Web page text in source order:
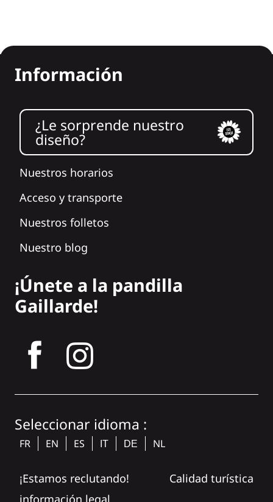
Información
¿Le sorprende nuestro
diseño?
Nuestros horarios
Acceso y transporte
Nuestros folletos
Nuestro blog
¡Únete a la pandilla
Gaillarde!
Seleccionar idioma :
FR EN ES IT DE NL
¡Estamos reclutando!
Calidad turística
información legal